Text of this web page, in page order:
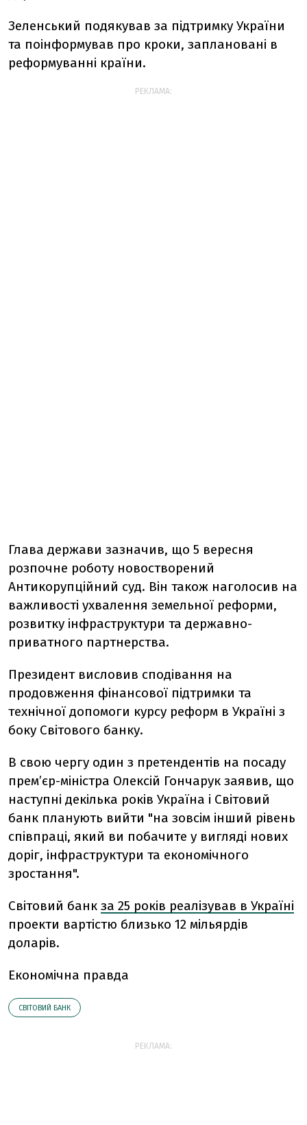
Зеленський подякував за підтримку України
та поінформував про кроки, заплановані в
реформуванні країни.
РЕКЛАМА:
Глава держави зазначив, що 5 вересня
розпочне роботу новостворений
Антикорупційний суд. Він також наголосив на
важливості ухвалення земельної реформи,
розвитку інфраструктури та державно-
приватного партнерства.
Президент висловив сподівання на
продовження фінансової підтримки та
технічної допомоги курсу реформ в Україні з
боку Світового банку.
В свою чергу один з претендентів на посаду
прем’єр-міністра Олексій Гончарук заявив, що
наступні декілька років Україна і Світовий
банк планують вийти "на зовсім інший рівень
співпраці, який ви побачите у вигляді нових
доріг, інфраструктури та економічного
зростання".
Світовий банк за 25 років реалізував в Україні
проекти вартістю близько 12 мільярдів
доларів.
Економічна правда
СВІТОВИЙ БАНК
РЕКЛАМА: